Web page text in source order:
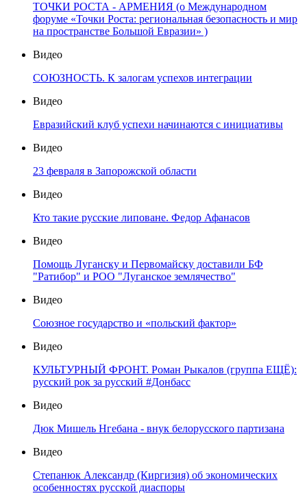
ТОЧКИ РОСТА - АРМЕНИЯ (о Международном
форуме «Точки Роста: региональная безопасность и мир
на пространстве Большой Евразии» )
Видео
СОЮЗНОСТЬ. К залогам успехов интеграции
Видео
Евразийский клуб успехи начинаются с инициативы
Видео
23 февраля в Запорожской области
Видео
Кто такие русские липоване. Федор Афанасов
Видео
Помощь Луганску и Первомайску доставили БФ
"Ратибор" и РОО "Луганское землячество"
Видео
Союзное государство и «польский фактор»
Видео
КУЛЬТУРНЫЙ ФРОНТ. Роман Рыкалов (группа ЕЩЁ):
русский рок за русский #Донбасс
Видео
Дюк Мишель Нгебана - внук белорусского партизана
Видео
Степанюк Александр (Киргизия) об экономических
особенностях русской диаспоры